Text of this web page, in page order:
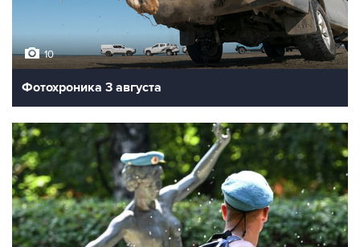
10
Фотохроника 3 августа